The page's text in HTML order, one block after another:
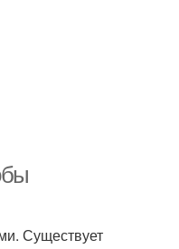
Существует